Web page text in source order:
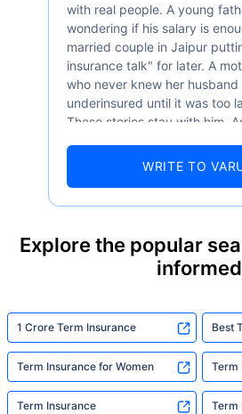
with real people. A young
wondering if his salary is
married couple in Jaipur
insurance talk" for later. A
who never knew her husband
underinsured until it was too
These stories stay with him.
numbers well — 52.4% of
statistic, he sees a family
someone to sit with them,
built to do. In his words,
avoiding protection — they're
someone to make it easy.
here for."
WRITE TO
Explore the popular
informed
1 Crore Term Insurance Best
Term Insurance for Women Term
Term Insurance Term